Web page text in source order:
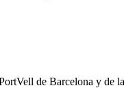
de Barcelona y de